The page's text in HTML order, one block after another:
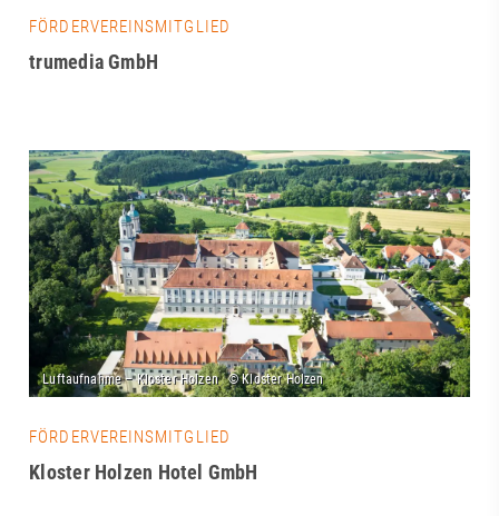
FÖRDERVEREINSMITGLIED
trumedia GmbH
FÖRDERVEREINSMITGLIED
Kloster Holzen Hotel GmbH